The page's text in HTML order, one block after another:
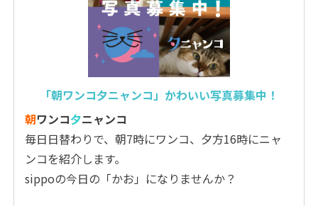
「朝ワンコ夕ニャンコ」かわいい写真募集中！
朝ワンコ夕ニャンコ
毎日日替わりで、朝7時にワンコ、夕方16時にニャ
ンコを紹介します。
sippoの今日の「かお」になりませんか？